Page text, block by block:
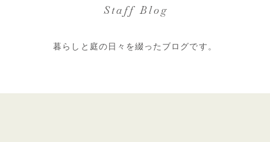
Staff Blog
暮らしと庭の日々を綴ったブログです。